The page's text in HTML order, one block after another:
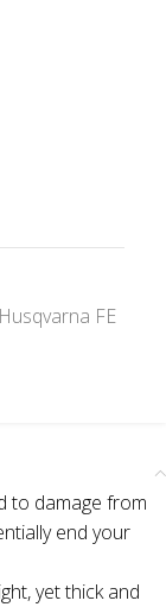
Husqvarna FE
to damage from
end your
yet thick and